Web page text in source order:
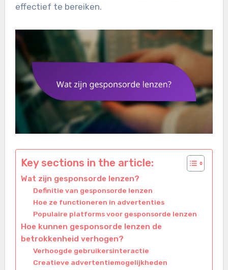
effectief te bereiken.
Key sections in the article:
Wat zijn gesponsorde lenzen?
Definitie van gesponsorde lenzen
Hoe ze functioneren in advertenties
Populaire platforms voor gesponsorde lenzen
Hoe kunnen gesponsorde lenzen de
betrokkenheid verhogen?
Verhoogde gebruikersinteractie
Creatieve advertentiemogelijkheden